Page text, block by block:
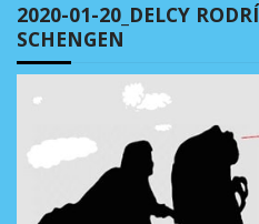
2020-01-20_DELCY
SCHENGEN